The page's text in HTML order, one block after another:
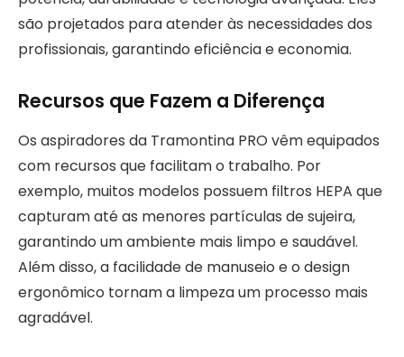
são projetados para atender às necessidades dos
profissionais, garantindo eficiência e economia.
Recursos que Fazem a Diferença
Os aspiradores da Tramontina PRO vêm equipados
com recursos que facilitam o trabalho. Por
exemplo, muitos modelos possuem filtros HEPA que
capturam até as menores partículas de sujeira,
garantindo um ambiente mais limpo e saudável.
Além disso, a facilidade de manuseio e o design
ergonômico tornam a limpeza um processo mais
agradável.